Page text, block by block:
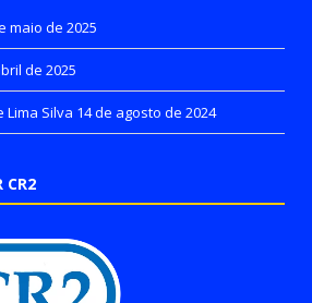
maio de 2025
de 2025
Lima Silva 14 de agosto de 2024
CR2